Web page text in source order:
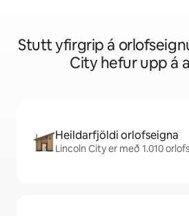
Stutt yfirgrip á
City hefur upp á
Heildarfjöldi orlofseigna
Lincoln City er með 1.010